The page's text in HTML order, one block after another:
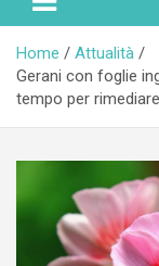
Home
Attualità
Gerani con foglie
tempo per rimediare